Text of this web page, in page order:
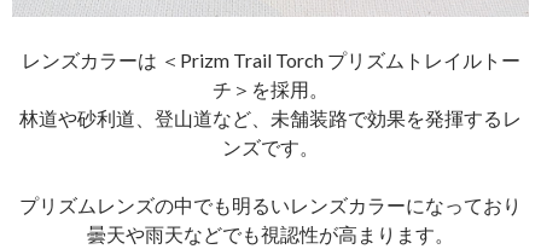
レンズカラーは ＜Prizm Trail Torch プリズムトレイルトー
チ＞を採用。
林道や砂利道、登山道など、未舗装路で効果を発揮するレ
ンズです。
プリズムレンズの中でも明るいレンズカラーになっており
曇天や雨天などでも視認性が高まります。